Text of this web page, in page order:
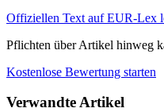
Offiziellen Text auf EUR-Lex
Pflichten über Artikel hinweg
Kostenlose Bewertung starten
Verwandte Artikel